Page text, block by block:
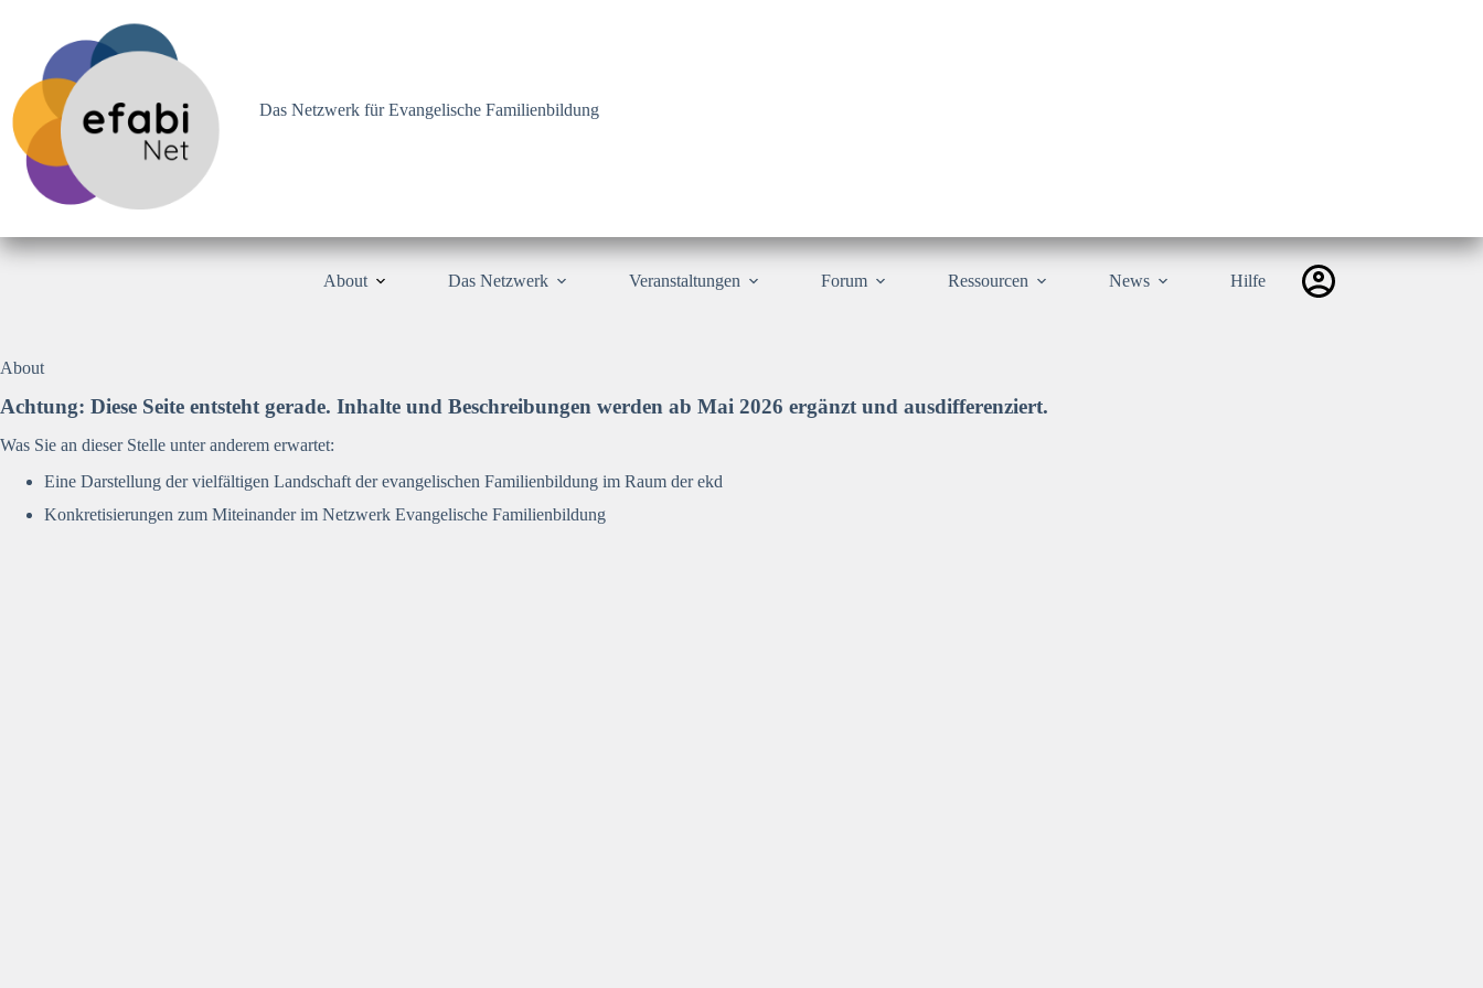
springen
Das Netzwerk für Evangelische Familienbildung
About Das Netzwerk Veranstaltungen Forum Ressourcen News Hilfe
About
Achtung: Diese Seite entsteht gerade. Inhalte und Beschreibungen werden ab Mai 2026 ergänzt und ausdifferenziert.
Was Sie an dieser Stelle unter anderem erwartet:
Eine Darstellung der vielfältigen Landschaft der evangelischen Familienbildung im Raum der ekd
Konkretisierungen zum Miteinander im Netzwerk Evangelische Familienbildung